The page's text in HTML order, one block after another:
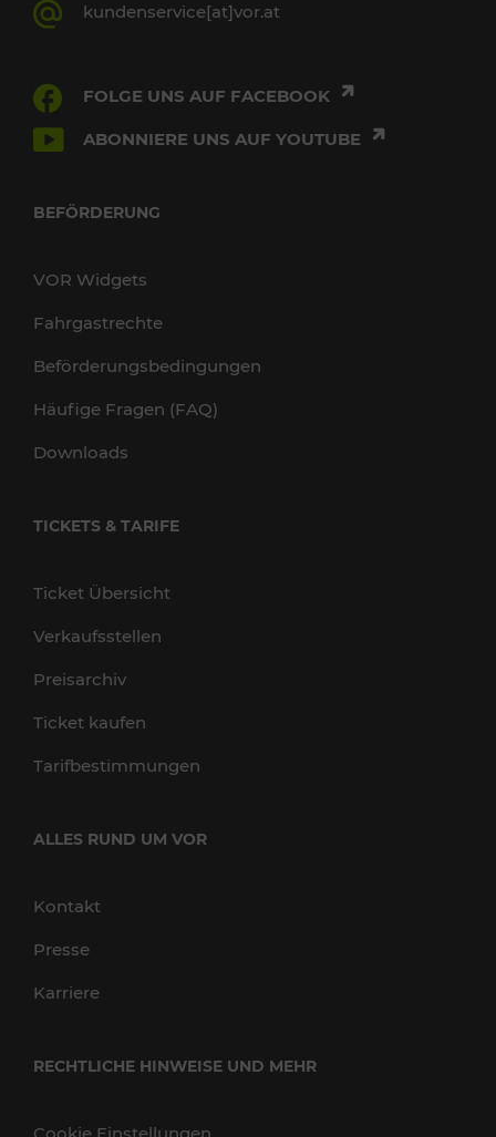
kundenservice[at]vor.at
FOLGE UNS AUF FACEBOOK
ABONNIERE UNS AUF YOUTUBE
BEFÖRDERUNG
VOR Widgets
Fahrgastrechte
Beförderungsbedingungen
Häufige Fragen (FAQ)
Downloads
TICKETS & TARIFE
Ticket Übersicht
Verkaufsstellen
Preisarchiv
Ticket kaufen
Tarifbestimmungen
ALLES RUND UM VOR
Kontakt
Presse
Karriere
RECHTLICHE HINWEISE UND MEHR